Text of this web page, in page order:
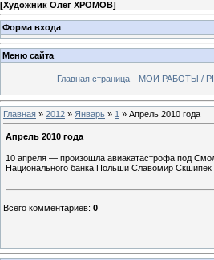
[Художник Олег ХРОМОВ]
Форма входа
Меню сайта
Главная страница МОИ РАБОТЫ /
Главная » 2012 » Январь » 1 » Апрель 2010 года
Апрель 2010 года
10 апреля — произошла авиакатастрофа под
Национального банка Польши Славомир Скшипек
Всего комментариев: 0